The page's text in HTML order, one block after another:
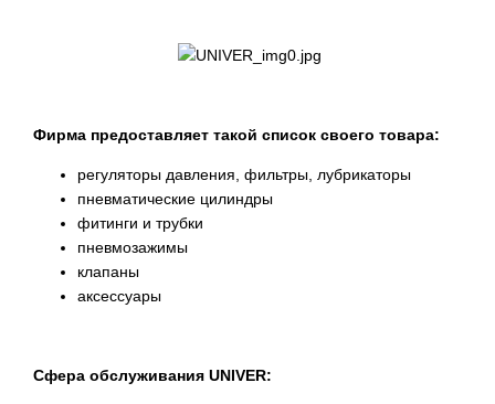
Фирма предоставляет такой список своего товара:
регуляторы давления, фильтры, лубрикаторы
пневматические цилиндры
фитинги и трубки
пневмозажимы
клапаны
аксессуары
Сфера обслуживания UNIVER: